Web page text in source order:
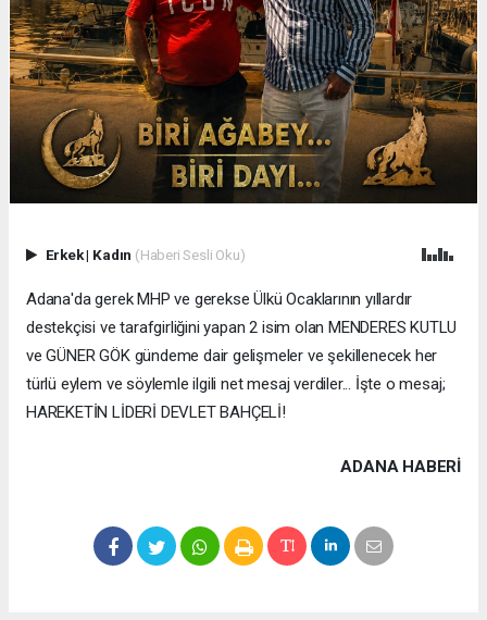
Erkek| Kadın (Haberi Sesli Oku)
Adana'da gerek MHP ve gerekse Ülkü Ocaklarının yıllardır
destekçisi ve tarafgirliğini yapan 2 isim olan MENDERES KUTLU
ve GÜNER GÖK gündeme dair gelişmeler ve şekillenecek her
türlü eylem ve söylemle ilgili net mesaj verdiler... İşte o mesaj;
HAREKETİN LİDERİ DEVLET BAHÇELİ!
ADANA HABERİ